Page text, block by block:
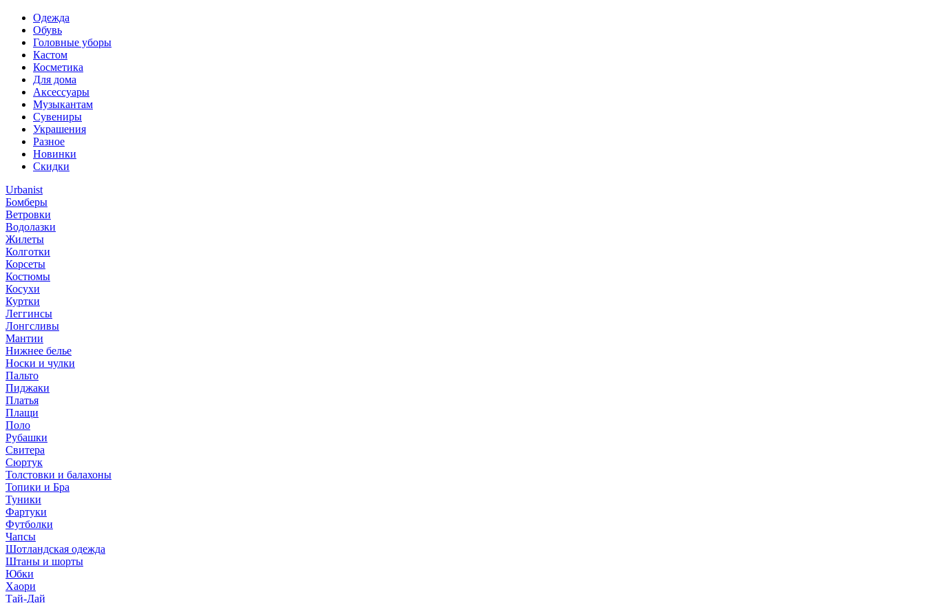
Одежда
Обувь
Головные уборы
Кастом
Косметика
Для дома
Аксессуары
Музыкантам
Сувениры
Украшения
Разное
Новинки
Скидки
Urbanist
Бомберы
Ветровки
Водолазки
Жилеты
Колготки
Корсеты
Костюмы
Косухи
Куртки
Леггинсы
Лонгсливы
Мантии
Нижнее белье
Носки и чулки
Пальто
Пиджаки
Платья
Плащи
Поло
Рубашки
Свитера
Сюртук
Толстовки и балахоны
Топики и Бра
Туники
Фартуки
Футболки
Чапсы
Шотландская одежда
Штаны и шорты
Юбки
Хаори
Тай-Дай